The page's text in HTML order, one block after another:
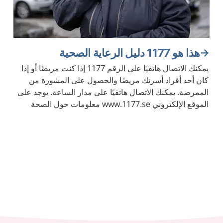
هذا هو 1177 دليل الرعاية الصحية
يمكنك الاتصال هاتفيًا على الرقم 1177 إذا كنت مريضًا أو إذا
كان أحد أفراد أسرتك مريضًا والحصول على المشورة من
الممرضة. يمكنك الاتصال هاتفيًا على مدار الساعة. يوجد على
الموقع الإلكتروني www.1177.se معلومات حول الصحة